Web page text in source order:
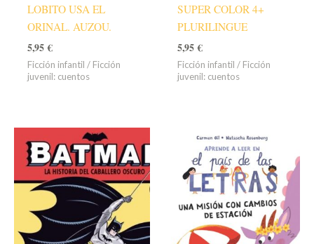
LOBITO USA EL
ORINAL. AUZOU.
5,95€
Ficción infantil / Ficción
juvenil: cuentos
SUPER COLOR 4+
PLURILINGUE
5,95€
Ficción infantil / Ficción
juvenil: cuentos